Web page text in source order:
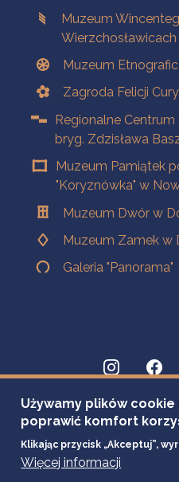
Muzeum
Wierzchosławicach
Muzeum
Zagroda Felicji
Regionalne Centrum
bryg. Zdzisława
Muzeum Pamiątek
"Koryznówka" w
Muzeum Dwór w
Muzeum Zamek w
Galeria "Panorama"
Używamy plików
poprawić komfort
Klikając przycisk „Akceptuj”,
Więcej informacji